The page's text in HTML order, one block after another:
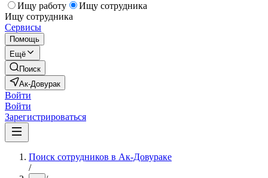
Ищу работу
Ищу сотрудника
Ищу сотрудника
Сервисы
Помощь
Ещё
Поиск
Ак-Довурак
Войти
Войти
Зарегистрироваться
Поиск сотрудников в Ак-Довураке
/